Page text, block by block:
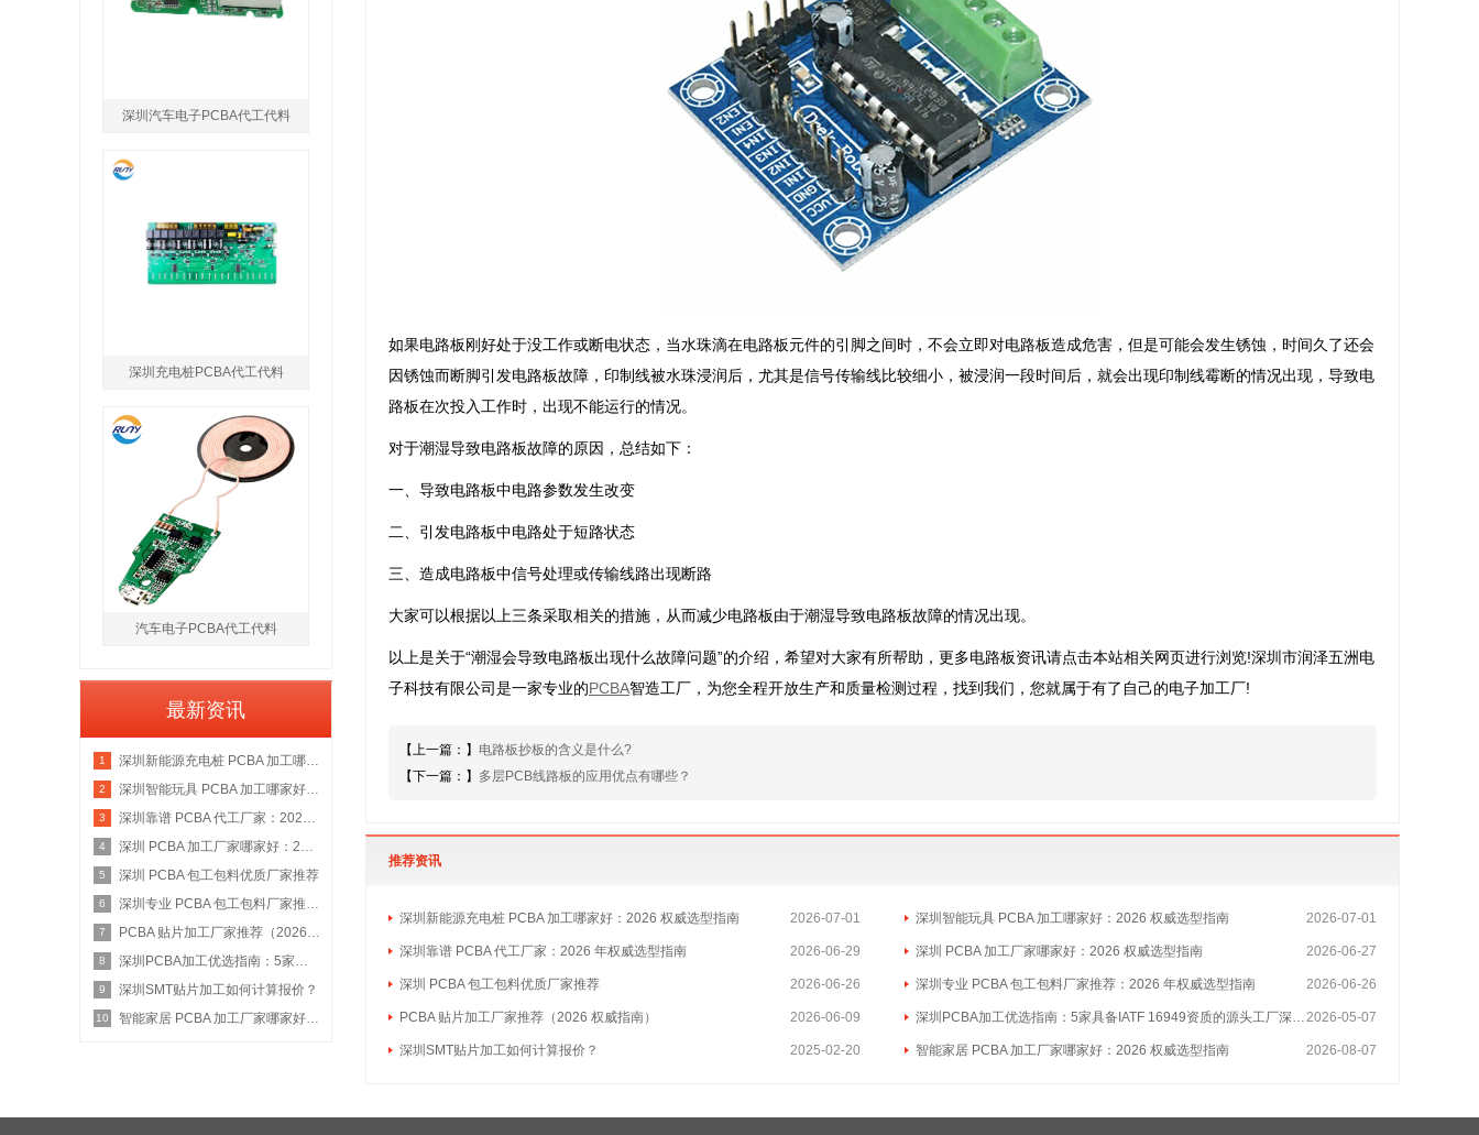
如果电路板刚好处于没工作或断电状态，当水珠滴在电路板元件的引脚之间时，不会立即对电路板造成危害，但是可能会发生锈蚀，时间久了还会
因锈蚀而断脚引发电路板故障，印制线被水珠浸润后，尤其是信号传输线比较细小，被浸润一段时间后，就会出现印制线霉断的情况出现，导致电
路板在次投入工作时，出现不能运行的情况。
对于潮湿导致电路板故障的原因，总结如下：
一、导致电路板中电路参数发生改变
二、引发电路板中电路处于短路状态
三、造成电路板中信号处理或传输线路出现断路
大家可以根据以上三条采取相关的措施，从而减少电路板由于潮湿导致电路板故障的情况出现。
以上是关于“潮湿会导致电路板出现什么故障问题”的介绍，希望对大家有所帮助，更多电路板资讯请点击本站相关网页进行浏览!深圳市润泽五洲电
子科技有限公司是一家专业的PCBA智造工厂，为您全程开放生产和质量检测过程，找到我们，您就属于有了自己的电子加工厂!
【上一篇：】 电路板抄板的含义是什么?
【下一篇：】 多层PCB线路板的应用优点有哪些？
推荐资讯
2026-07-01
深圳新能源充电桩 PCBA 加工哪家好：2026 权威选型指南 2026-07-01
深圳智能玩具 PCBA 加工哪家好：2026 权威选型指南
2026-06-29
深圳靠谱 PCBA 代工厂家：2026 年权威选型指南 2026-06-27
深圳 PCBA 加工厂家哪家好：2026 权威选型指南
2026-06-26
深圳 PCBA 包工包料优质厂家推荐 2026-06-26
深圳专业 PCBA 包工包料厂家推荐：2026 年权威选型指南
2026-06-09
PCBA 贴片加工厂家推荐（2026 权威指南） 2026-05-07
深圳PCBA加工优选指南：5家具备IATF 16949资质的源头工厂深度盘点
2025-02-20
深圳SMT贴片加工如何计算报价？ 2026-08-07
智能家居 PCBA 加工厂家哪家好：2026 权威选型指南
深圳汽车电子PCBA代工代料
深圳充电桩PCBA代工代料
汽车电子PCBA代工代料
最新资讯
1 深圳新能源充电桩 PCBA 加工哪家好：2026 权威选型指南
2 深圳智能玩具 PCBA 加工哪家好：2026 权威选型指南
3 深圳靠谱 PCBA 代工厂家：2026 年权威选型指南
4 深圳 PCBA 加工厂家哪家好：2026 权威选型指南
5 深圳 PCBA 包工包料优质厂家推荐
6 深圳专业 PCBA 包工包料厂家推荐：2026 年权威选型指南
7 PCBA 贴片加工厂家推荐（2026 权威指南）
8 深圳PCBA加工优选指南：5家具备IATF 16949资质的源头工厂深度盘点
9 深圳SMT贴片加工如何计算报价？
10 智能家居 PCBA 加工厂家哪家好：2026 权威选型指南